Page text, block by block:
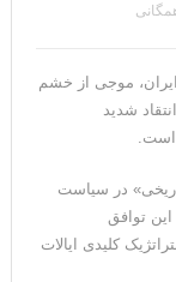
موجی از خشم
شدید
است.
در سیاست
توافق
کلیدی ایالات